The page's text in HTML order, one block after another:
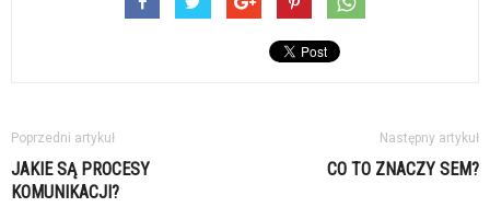
Poprzedni artykuł
JAKIE SĄ PROCESY
KOMUNIKACJI?
Następny artykuł
CO TO ZNACZY SEM?